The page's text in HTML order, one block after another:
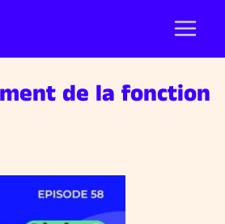
de la fonction